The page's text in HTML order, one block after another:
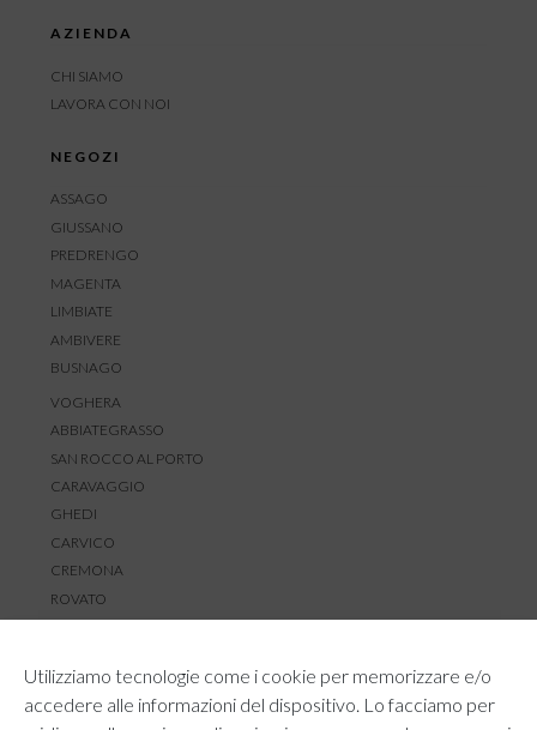
Utilizziamo tecnologie come i cookie per memorizzare e/o
accedere alle informazioni del dispositivo. Lo facciamo per
AZIENDA
CHI SIAMO
LAVORA CON NOI
NEGOZI
ASSAGO
GIUSSANO
PREDRENGO
MAGENTA
LIMBIATE
AMBIVERE
BUSNAGO
VOGHERA
ABBIATEGRASSO
SAN ROCCO AL PORTO
CARAVAGGIO
GHEDI
CARVICO
CREMONA
ROVATO